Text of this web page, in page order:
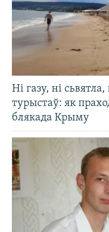
Ні газу, ні сьвятла,
турыстаў: як
блякада Крыму